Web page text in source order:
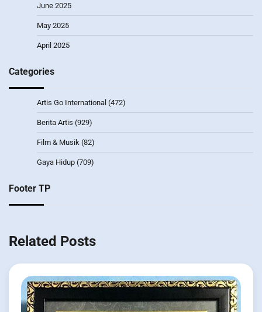
June 2025
May 2025
April 2025
Categories
Artis Go International (472)
Berita Artis (929)
Film & Musik (82)
Gaya Hidup (709)
Footer TP
Related Posts